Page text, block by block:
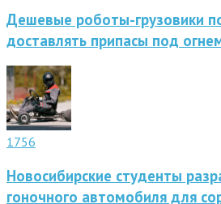
Дешевые роботы-грузовики
доставлять припасы под
1756
Новосибирские студенты
гоночного автомобиля для